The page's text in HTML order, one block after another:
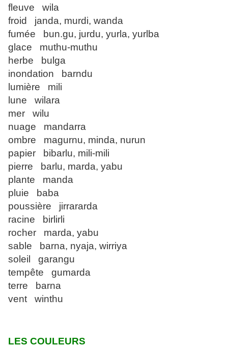
fleuve wila
froid janda, murdi, wanda
fumée bun.gu, jurdu, yurla, yurlba
glace muthu-muthu
herbe bulga
inondation barndu
lumière mili
lune wilara
mer wilu
nuage mandarra
ombre magurnu, minda, nurun
papier bibarlu, mili-mili
pierre barlu, marda, yabu
plante manda
pluie baba
poussière jirrararda
racine birlirli
rocher marda, yabu
sable barna, nyaja, wirriya
soleil garangu
tempête gumarda
terre barna
vent winthu
LES COULEURS